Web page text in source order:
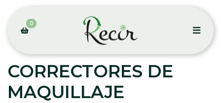
0
CORRECTORES DE
MAQUILLAJE